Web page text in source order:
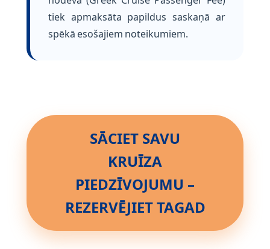
tiek apmaksāta papildus saskaņā ar
spēkā esošajiem noteikumiem.
SĀCIET SAVU
KRUĪZA
PIEDZĪVOJUMU –
REZERVĒJIET TAGAD